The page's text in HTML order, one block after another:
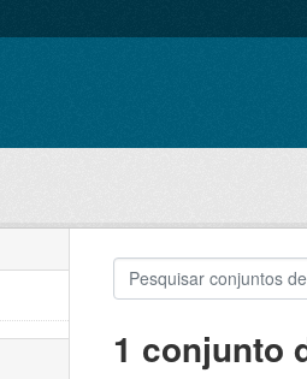
1 conjunto